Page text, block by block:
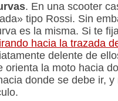
. En una scooter
tipo Rossi. Sin
es la misma. Si te
hacia la trazada
delente de
orienta la moto hacia
donde se debe ir,